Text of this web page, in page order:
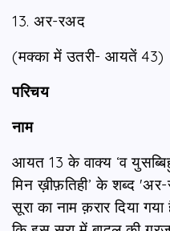
13. अर-रअद
(मक्का में उतरी- आयतें 43)
परिचय
नाम
आयत 13 के वाक्‍य ‘व
मिन ख़ीफ़तिही’ के शब्‍द
सूरा का नाम क़रार दिया